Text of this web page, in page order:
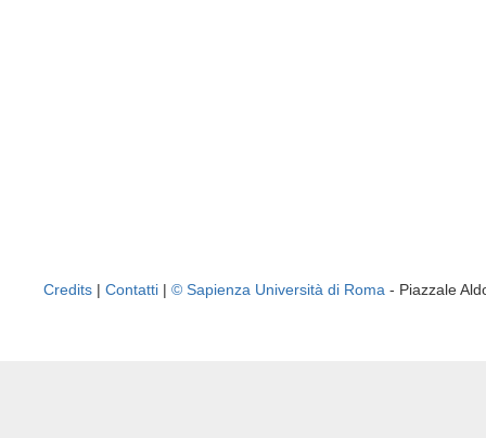
Credits | Contatti | © Sapienza Università di Roma - Piazzale